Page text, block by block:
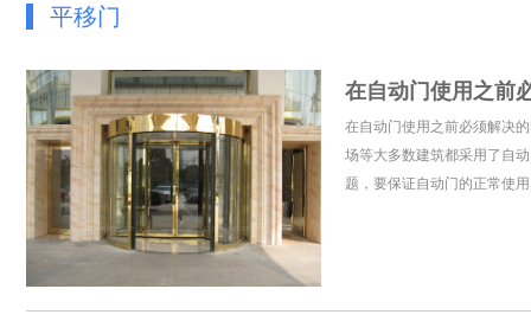
平移门
在自动门使用之前
在自动门使用之前必须解决
场等大多数建筑都采用了自
题，要保证自动门的正常使